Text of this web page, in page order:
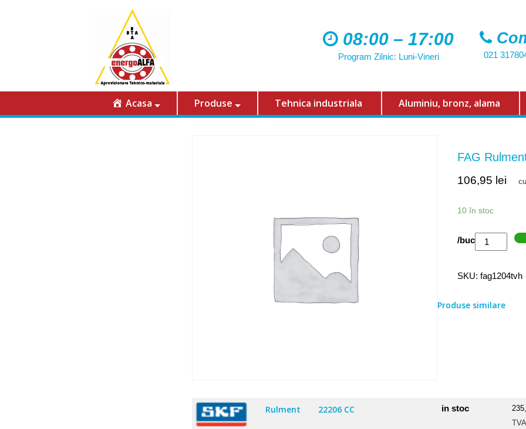
08:00 – 17:00
Program Zilnic: Luni-Vineri 021
Acasa Produse Tehnica industriala Aluminiu, bronz, alama
FAG
106,95 lei
10 în stoc
Cantitate
/buc
SKU:fag1204tvh
Produse similare
Rulment 22206 CC in stoc
TVA